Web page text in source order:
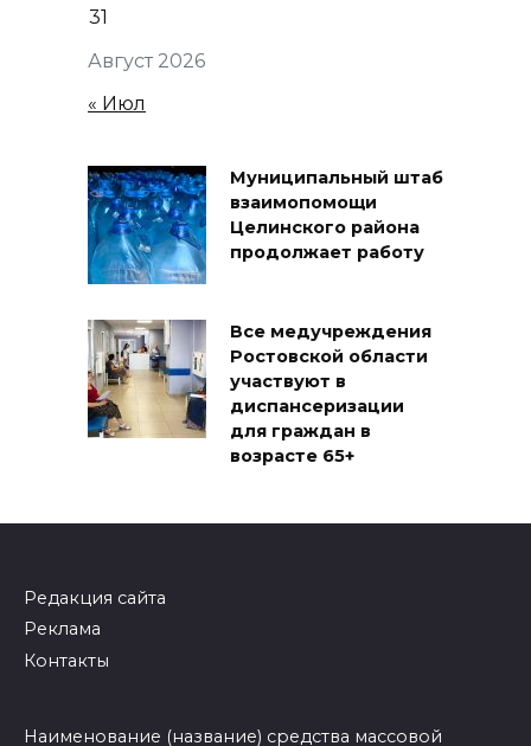
Август 2026
31
« Июл
Муниципальный штаб
взаимопомощи
Целинского района
продолжает работу
Все медучреждения
Ростовской области
участвуют в
диспансеризации
для граждан в
возрасте 65+
Редакция сайта
Реклама
Контакты
Наименование (название) средства массовой